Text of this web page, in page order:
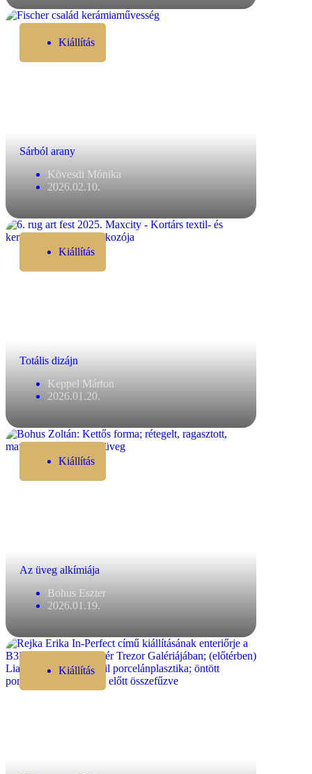
Kiállítás
Sárból arany
Kövesdi Mónika
2026.02.10.
Kiállítás
Totális dizájn
Keppel Márton
2026.01.20.
Kiállítás
Az üveg alkímiája
Bohus Eszter
2026.01.19.
Kiállítás